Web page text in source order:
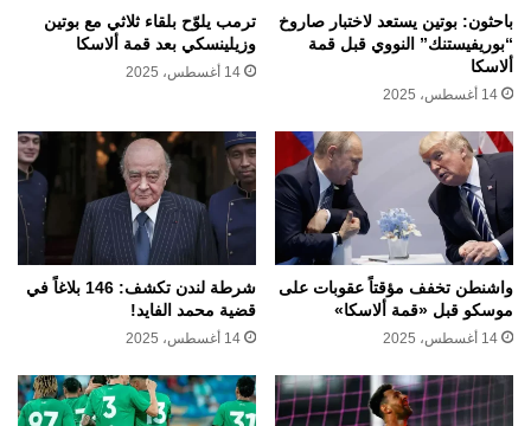
باحثون: بوتين يستعد لاختبار صاروخ
“بوريفيستنك” النووي قبل قمة
ألاسكا
14 أغسطس، 2025
ترمب يلوّح بلقاء ثلاثي مع بوتين
وزيلينسكي بعد قمة ألاسكا
14 أغسطس، 2025
واشنطن تخفف مؤقتاً عقوبات على
موسكو قبل «قمة ألاسكا»
14 أغسطس، 2025
شرطة لندن تكشف: 146 بلاغاً في
قضية محمد الفايد!
14 أغسطس، 2025